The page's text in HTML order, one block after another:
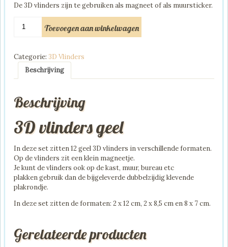
€9.95.
€4.95.
De 3D vlinders zijn te gebruiken als magneet of als muursticker.
vlinders
Toevoegen aan winkelwagen
Categorie: 3D Vlinders
Beschrijving
Beschrijving
3D vlinders geel
In deze set zitten 12 geel 3D vlinders in verschillende formaten.
Op de vlinders zit een klein magneetje.
Je kunt de vlinders ook op de kast, muur, bureau etc
plakken gebruik dan de bijgeleverde dubbelzijdig klevende
plakrondje.
In deze set zitten de formaten: 2 x 12 cm, 2 x 8,5 cm en 8 x 7 cm.
Gerelateerde producten